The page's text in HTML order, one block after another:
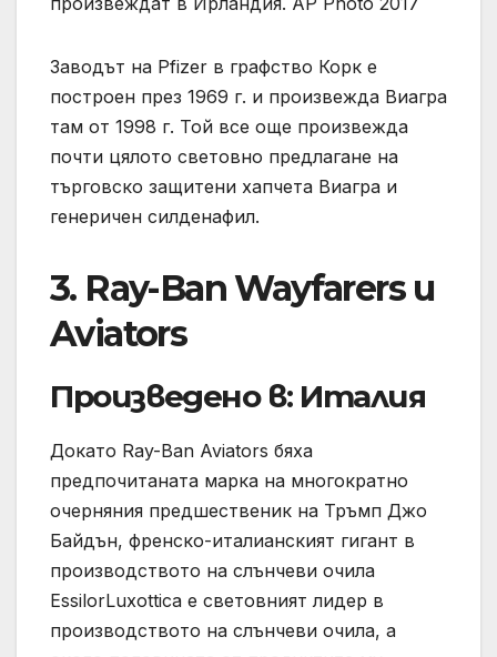
Заводът на Pfizer в графство Корк е
построен през 1969 г. и произвежда Виагра
там от 1998 г. Той все още произвежда
почти цялото световно предлагане на
търговско защитени хапчета Виагра и
генеричен силденафил.
3. Ray-Ban Wayfarers и
Aviators
Произведено в: Италия
Докато Ray-Ban Aviators бяха
предпочитаната марка на многократно
очерняния предшественик на Тръмп Джо
Байдън, френско-италианският гигант в
производството на слънчеви очила
EssilorLuxottica е световният лидер в
производството на слънчеви очила, а